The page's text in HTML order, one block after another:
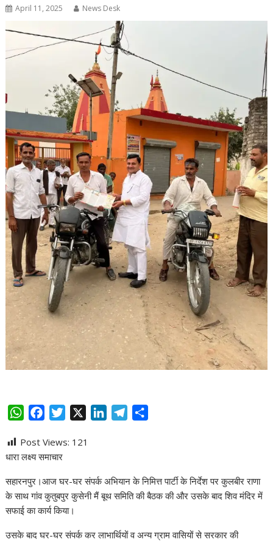
April 11, 2025 News Desk
W
a
t
s
A
p
c
e
b
o
o
i
t
e
r
e
d
g
r
e
Post Views: 121
धारा लक्ष्य समाचार
सहारनपुर।आज घर-घर संपर्क अभियान के निमित्त पार्टी के निर्देश पर कुलबीर राणा
के साथ गांव कुतुबपुर कुसेनी मैं बूथ समिति की बैठक की और उसके बाद शिव मंदिर में
सफाई का कार्य किया।
उसके बाद घर-घर संपर्क कर लाभार्थियों व अन्य ग्राम वासियों से सरकार की